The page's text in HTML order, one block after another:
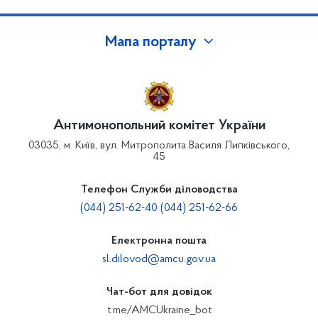
Мапа порталу
Антимонопольний комітет України
03035, м. Київ, вул. Митрополита Василя Липківського,
45
Телефон Служби діловодства
(044) 251-62-40 (044) 251-62-66
Електронна пошта
sl.dilovod@amcu.gov.ua
Чат-бот для довідок
t.me/AMCUkraine_bot